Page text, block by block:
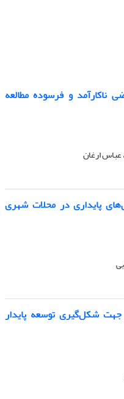
ناکارآمد و فرسوده مطالعه
عباس ارغان
پایداری در محلات شهری
شکل‌گیری توسعه پایدار